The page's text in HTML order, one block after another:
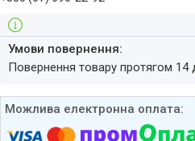
повернення товару протягом 14